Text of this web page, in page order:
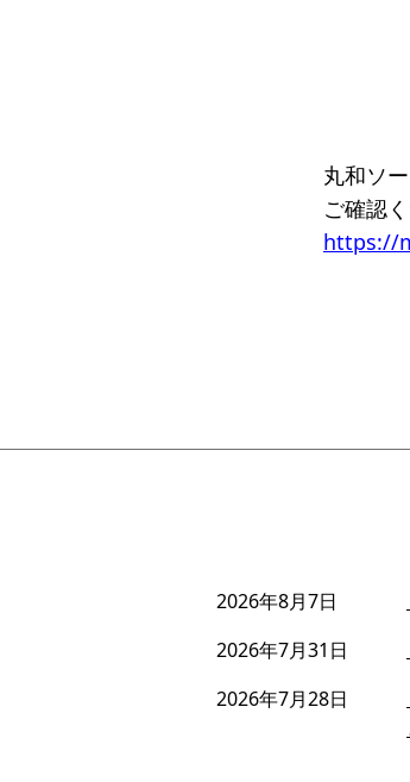
丸和ソ
ご確認く
https://
2026年8月7日
2026年7月31日
2026年7月28日